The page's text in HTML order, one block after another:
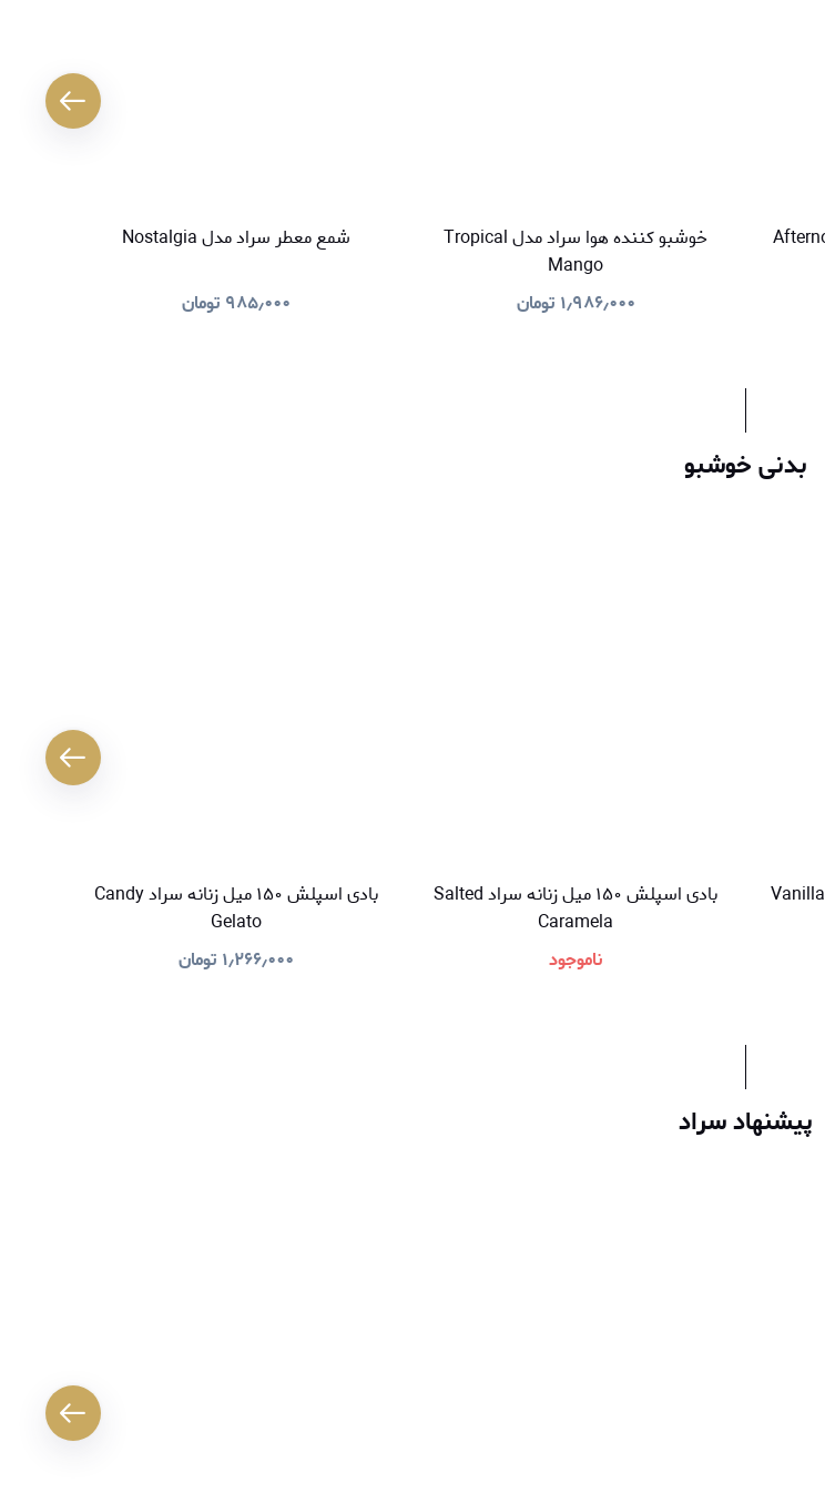
خوشبو کننده هوا سراد مدل Tropical
Mango
۱٫۹۸۶٫۰۰۰ تومان
شمع معطر سراد مدل Nostalgia
۹۸۵٫۰۰۰ تومان
بدنی خوشبو
بادی اسپلش ۱۵۰ میل زنانه سراد Vanilla
بادی اسپلش ۱۵۰ میل زنانه سراد Salted
Caramela
ناموجود
بادی اسپلش ۱۵۰ میل زنانه سراد Candy
Gelato
۱٫۲۶۶٫۰۰۰ تومان
پیشنهاد سراد